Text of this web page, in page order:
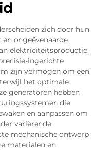
zich door hun
ongeëvenaarde
elektriciteitsproductie.
ingerichte
zijn vermogen om een
het optimale
generatoren hebben
die
en aanpassen om
variërende
mechanische ontwerp
materialen en